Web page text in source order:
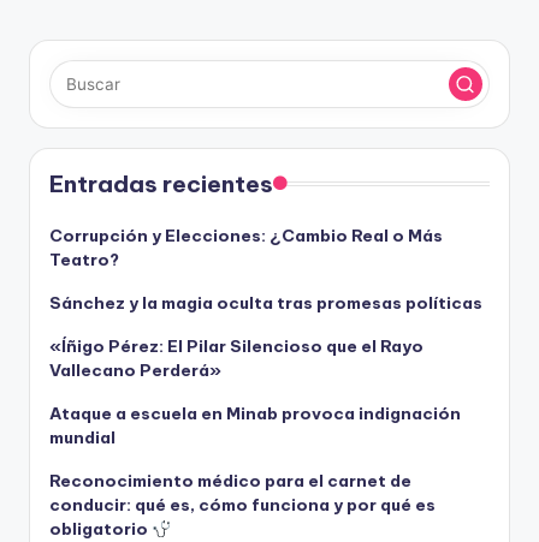
Entradas recientes
Corrupción y Elecciones: ¿Cambio Real o Más
Teatro?
Sánchez y la magia oculta tras promesas políticas
«Íñigo Pérez: El Pilar Silencioso que el Rayo
Vallecano Perderá»
Ataque a escuela en Minab provoca indignación
mundial
Reconocimiento médico para el carnet de
conducir: qué es, cómo funciona y por qué es
obligatorio